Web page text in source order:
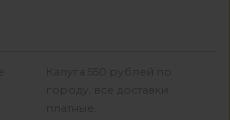
Калуга 550 рублей по
городу, все доставки
платные.